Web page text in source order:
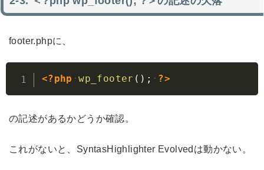
footer.phpに、
<?php wp_footer ( ) ; ?>
の記述があるかどうか確認。
これがないと、SyntasHighlighter Evolvedは動かない。